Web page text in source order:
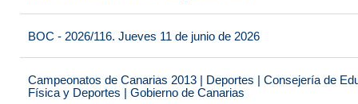
BOC - 2026/116. Jueves 11 de junio de 2026
Campeonatos de Canarias 2013 | Deportes | Consejería de
Física y Deportes | Gobierno de Canarias